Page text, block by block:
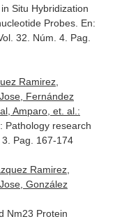
Situ Hybridization
Probes. En:
32. Núm. 4. Pag.
Ramirez,
Fernández
Amparo, et. al.:
Pathology research
Pag. 167-174
Ramirez,
González
Nm23 Protein